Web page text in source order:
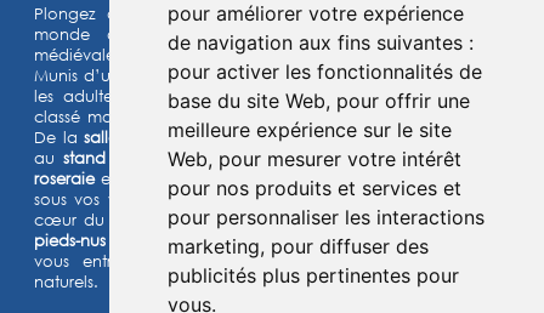
pour améliorer votre expérience
de navigation aux fins suivantes :
pour activer les fonctionnalités de
base du site Web, pour offrir une
meilleure expérience sur le site
Web, pour mesurer votre intérêt
pour nos produits et services et
pour personnaliser les interactions
marketing, pour diffuser des
publicités plus pertinentes pour
vous.
Plongez dans l'histoire et laissez-vous transporter dans un
monde de chevaliers, de princesses et de légendes
médiévales.
Munis d’un jeu d’énigmes pour les enfants et d’un quiz pour
les adultes, lancez- vous à l’assaut de notre château fort
classé monument historique et de son parc de 15 hectares.
De la salle de gardeauxremparts , desmachines de guerre
au stand d’archerie, en passant par lejardin médiéval
roseraieet les animaux de la basse-cour
l’Histoire prend vie
sous vos yeux dans cette aventure ludique et immersive au
cœur du Moyen Âge ! Deux parcours sensoriels (le chemin
pieds-nus et la forêt musicale ) et un grand labyrinthe de maïs
vous entraîneront à la découverte de grands espaces
naturels.